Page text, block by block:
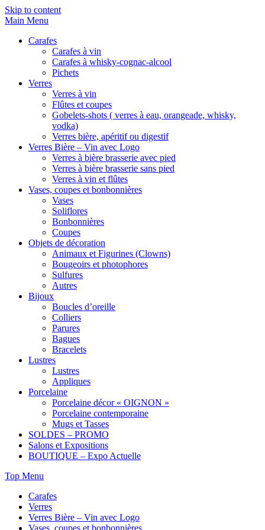
Skip to content
Main Menu
Carafes
Carafes à vin
Carafes à whisky-cognac-alcool
Pichets
Verres
Verres à vin
Flûtes et coupes
Gobelets-shots ( verres à eau, orangeade, whisky,
vodka)
Verres bière, apéritif ou digestif
Verres Bière – Vin avec Logo
Verres à bière brasserie avec pied
Verres à bière brasserie sans pied
Verres à vin et flûtes
Vases, coupes et bonbonnières
Vases
Soliflores
Bonbonnières
Coupes
Objets de décoration
Animaux et Figurines (Clowns)
Bougeoirs et photophores
Sulfures
Autres
Bijoux
Boucles d’oreille
Colliers
Parures
Bagues
Bracelets
Lustres
Lustres
Appliques
Porcelaine
Porcelaine décor « OIGNON »
Porcelaine contemporaine
Mugs et Tasses
SOLDES – PROMO
Salons et Expositions
BOUTIQUE – Expo Actuelle
Top Menu
Carafes
Verres
Verres Bière – Vin avec Logo
Vases, coupes et bonbonnières